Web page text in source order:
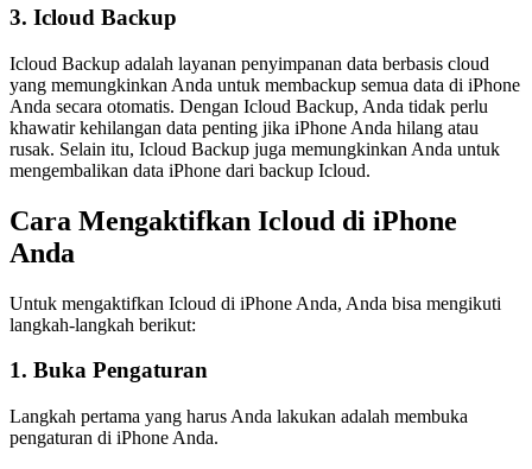
3. Icloud Backup
Icloud Backup adalah layanan penyimpanan data berbasis cloud
yang memungkinkan Anda untuk membackup semua data di iPhone
Anda secara otomatis. Dengan Icloud Backup, Anda tidak perlu
khawatir kehilangan data penting jika iPhone Anda hilang atau
rusak. Selain itu, Icloud Backup juga memungkinkan Anda untuk
mengembalikan data iPhone dari backup Icloud.
Cara Mengaktifkan Icloud di iPhone
Anda
Untuk mengaktifkan Icloud di iPhone Anda, Anda bisa mengikuti
langkah-langkah berikut:
1. Buka Pengaturan
Langkah pertama yang harus Anda lakukan adalah membuka
pengaturan di iPhone Anda.